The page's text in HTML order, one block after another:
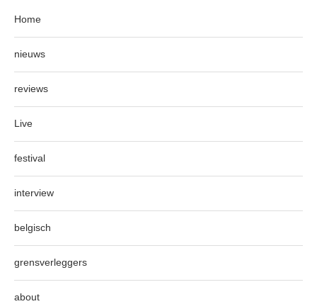
Home
nieuws
reviews
Live
festival
interview
belgisch
grensverleggers
about